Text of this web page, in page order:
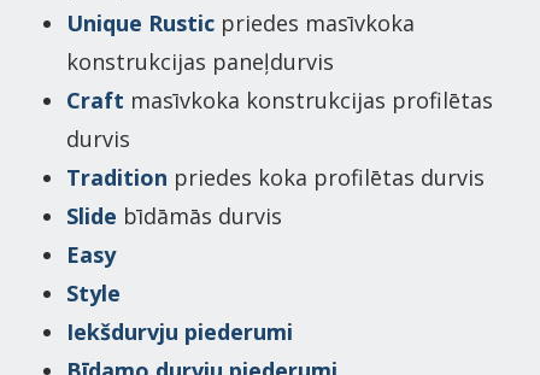
Unique Rustic priedes masīvkoka
konstrukcijas paneļdurvis
Craft masīvkoka konstrukcijas profilētas
durvis
Tradition priedes koka profilētas durvis
Slide bīdāmās durvis
Easy
Style
Iekšdurvju piederumi